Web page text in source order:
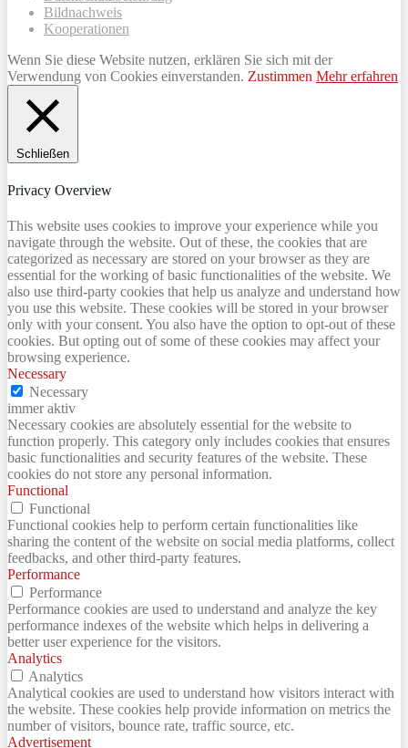
Bildnachweis
Kooperationen
Wenn Sie diese Website nutzen, erklären Sie sich mit der
Verwendung von Cookies einverstanden. Zustimmen Mehr erfahren
Schließen
Privacy Overview
This website uses cookies to improve your experience while you
navigate through the website. Out of these, the cookies that are
categorized as necessary are stored on your browser as they are
essential for the working of basic functionalities of the website. We
also use third-party cookies that help us analyze and understand how
you use this website. These cookies will be stored in your browser
only with your consent. You also have the option to opt-out of these
cookies. But opting out of some of these cookies may affect your
browsing experience.
Necessary
Necessary
immer aktiv
Necessary cookies are absolutely essential for the website to
function properly. This category only includes cookies that ensures
basic functionalities and security features of the website. These
cookies do not store any personal information.
Functional
Functional
Functional cookies help to perform certain functionalities like
sharing the content of the website on social media platforms, collect
feedbacks, and other third-party features.
Performance
Performance
Performance cookies are used to understand and analyze the key
performance indexes of the website which helps in delivering a
better user experience for the visitors.
Analytics
Analytics
Analytical cookies are used to understand how visitors interact with
the website. These cookies help provide information on metrics the
number of visitors, bounce rate, traffic source, etc.
Advertisement